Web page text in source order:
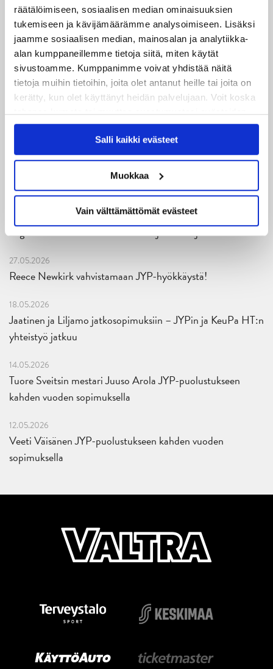
räätälöimiseen, sosiaalisen median ominaisuuksien
tukemiseen ja kävijämäärämme analysoimiseen. Lisäksi
jaamme sosiaalisen median, mainosalan ja analytiikka-
alan kumppaneillemme tietoja siitä, miten käytät
sivustoamme. Kumppanimme voivat yhdistää näitä
tietoja muihin tietoihin, joita olet antanut heille tai joita on
kerätty, kun olet käyttänyt heidän palvelujaan. Voit koska
tahansa kumota tai muuttaa suostumustasi evästeiden
käytöstäEvästeet-sivultamme.
Salli kaikki evästeet
Muokkaa
Vain välttämättömät evästeet
04.08.2026
Joukkueen yhteisharjoitukset ovat alkaneet – ensimmäinen
mittari luvassa jo heti viikonloppuna Tampere Cupissa!
29.07.2026
JYPin harjoitusottelut tulevalle 2026-2027 kaudelle on
julkaistu!
27.07.2026
Ruotsalaishyökkääjä Arvid Costmar JYPiin
JYP ja Secto Rally Finland yhteistyöhön
Liiga-kauden 2026-2027 otteluohjelma on julkaistu!
27.05.2026
Reece Newkirk vahvistamaan JYP-hyökkäystä!
18.05.2026
Jaatinen ja Liljamo jatkosopimuksiin – JYPin ja KeuPa HT:n
yhteistyö jatkuu
14.05.2026
Tuore Sveitsin mestari Juuso Arola JYP-puolustukseen
kahden vuoden sopimuksella
12.05.2026
Veeti Väisänen JYP-puolustukseen kahden vuoden
sopimuksella